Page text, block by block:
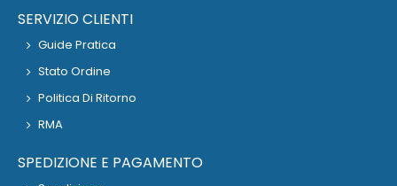
SERVIZIO CLIENTI
Guide Pratica
Stato Ordine
Politica Di Ritorno
RMA
SPEDIZIONE E PAGAMENTO